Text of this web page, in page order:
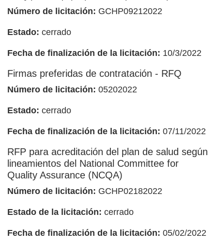
Número de licitación: GCHP09212022
Estado: cerrado
Fecha de finalización de la licitación: 10/3/2022
Firmas preferidas de contratación - RFQ
Número de licitación: 05202022
Estado: cerrado
Fecha de finalización de la licitación: 07/11/2022
RFP para acreditación del plan de salud según
lineamientos del National Committee for
Quality Assurance (NCQA)
Número de licitación: GCHP02182022
Estado de la licitación: cerrado
Fecha de finalización de la licitación: 05/02/2022